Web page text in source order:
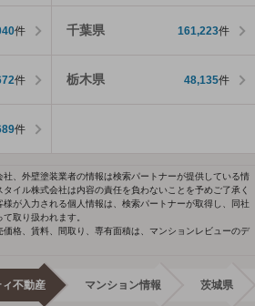
件 千葉県 161,223件
件 栃木県 48,135件
件
社、外壁塗装業者の情報は検索パートナーが提供している情
イル株式会社は内容の責任を負わないことを予めご了承く
が入力される個人情報は、検索パートナーが取得し、同社
取り扱われます。
格、賃料、間取り、専有面積は、マンションレビューのデ
不動産 マンション情報 茨城県